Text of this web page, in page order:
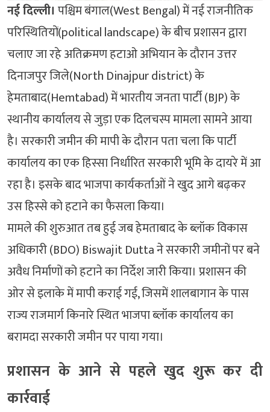
नई दिल्ली। पश्चिम बंगाल(West Bengal) में नई राजनीतिक
परिस्थितियों(political landscape) के बीच प्रशासन द्वारा
चलाए जा रहे अतिक्रमण हटाओ अभियान के दौरान उत्तर
दिनाजपुर जिले(North Dinajpur district) के
हेमताबाद(Hemtabad) में भारतीय जनता पार्टी (BJP) के
स्थानीय कार्यालय से जुड़ा एक दिलचस्प मामला सामने आया
है। सरकारी जमीन की मापी के दौरान पता चला कि पार्टी
कार्यालय का एक हिस्सा निर्धारित सरकारी भूमि के दायरे में आ
रहा है। इसके बाद भाजपा कार्यकर्ताओं ने खुद आगे बढ़कर
उस हिस्से को हटाने का फैसला किया।
मामले की शुरुआत तब हुई जब हेमताबाद के ब्लॉक विकास
अधिकारी (BDO) Biswajit Dutta ने सरकारी जमीनों पर बने
अवैध निर्माणों को हटाने का निर्देश जारी किया। प्रशासन की
ओर से इलाके में मापी कराई गई, जिसमें शालबागान के पास
राज्य राजमार्ग किनारे स्थित भाजपा ब्लॉक कार्यालय का
बरामदा सरकारी जमीन पर पाया गया।
प्रशासन के आने से पहले खुद शुरू कर दी
कार्रवाई